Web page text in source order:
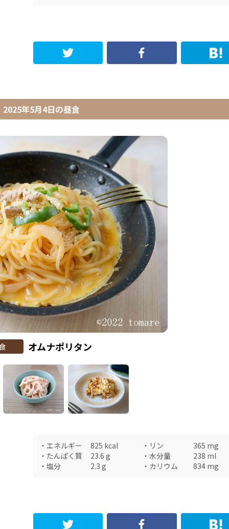
2025年5月4日の昼食
オムナポリタン
・ エネルギー 825 kcal ・ リン 365 mg
・ たんぱく質 23.6 g ・ 水分量 238 ml
・ 塩分 2.3 g ・ カリウム 834 mg